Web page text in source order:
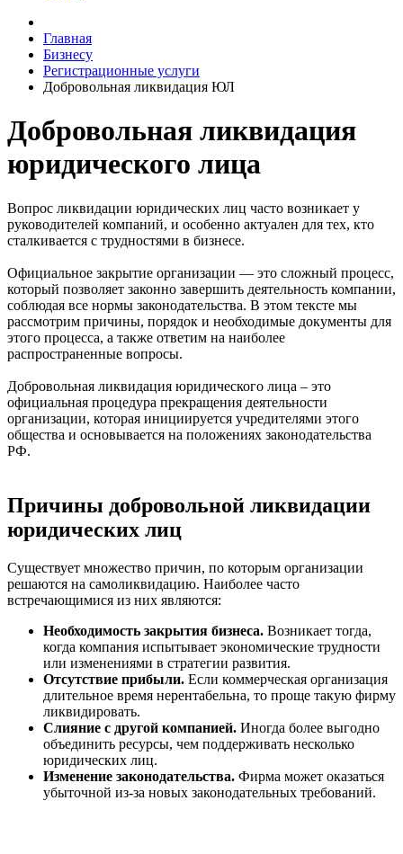
Главная
Бизнесу
Регистрационные услуги
Добровольная ликвидация ЮЛ
Добровольная ликвидация
юридического лица
Вопрос ликвидации юридических лиц часто возникает у
руководителей компаний, и особенно актуален для тех, кто
сталкивается с трудностями в бизнесе.
Официальное закрытие организации — это сложный процесс,
который позволяет законно завершить деятельность компании,
соблюдая все нормы законодательства. В этом тексте мы
рассмотрим причины, порядок и необходимые документы для
этого процесса, а также ответим на наиболее
распространенные вопросы.
Добровольная ликвидация юридического лица – это
официальная процедура прекращения деятельности
организации, которая инициируется учредителями этого
общества и основывается на положениях законодательства
РФ.
Причины добровольной ликвидации
юридических лиц
Существует множество причин, по которым организации
решаются на самоликвидацию. Наиболее часто
встречающимися из них являются:
Необходимость закрытия бизнеса. Возникает тогда,
когда компания испытывает экономические трудности
или изменениями в стратегии развития.
Отсутствие прибыли. Если коммерческая организация
длительное время нерентабельна, то проще такую фирму
ликвидировать.
Слияние с другой компанией. Иногда более выгодно
объединить ресурсы, чем поддерживать несколько
юридических лиц.
Изменение законодательства. Фирма может оказаться
убыточной из-за новых законодательных требований.